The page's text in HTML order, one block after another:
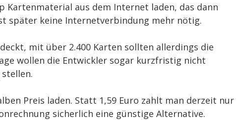
Kartenmaterial aus dem Internet laden, das dann
später keine Internetverbindung mehr nötig.
mit über 2.400 Karten sollten allerdings die
wollen die Entwickler sogar kurzfristig nicht
Preis laden. Statt 1,59 Euro zahlt man derzeit nur
sicherlich eine günstige Alternative.